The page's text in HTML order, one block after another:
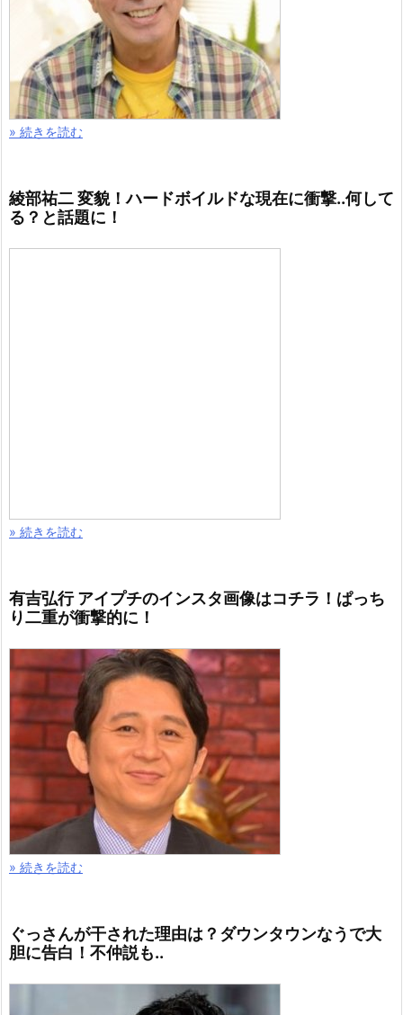
» 続きを読む
綾部祐二 変貌！ハードボイルドな現在に衝撃..何して
る？と話題に！
» 続きを読む
有吉弘行 アイプチのインスタ画像はコチラ！ぱっち
り二重が衝撃的に！
» 続きを読む
ぐっさんが干された理由は？ダウンタウンなうで大
胆に告白！不仲説も..